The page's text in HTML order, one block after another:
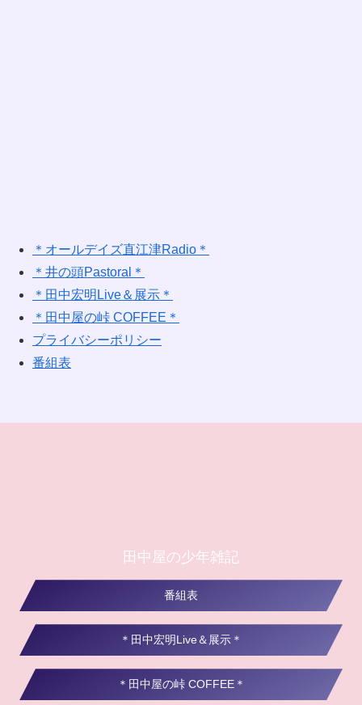
＊オールデイズ直江津Radio＊
＊井の頭Pastoral＊
＊田中宏明Live＆展示＊
＊田中屋の峠 COFFEE＊
プライバシーポリシー
番組表
田中屋の少年雑記
番組表
＊田中宏明Live＆展示＊
＊田中屋の峠 COFFEE＊